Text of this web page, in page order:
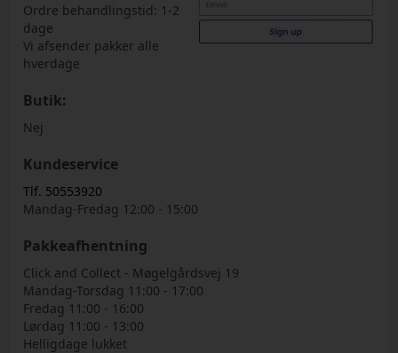
Ordre behandlingstid: 1-2
dage
Vi afsender pakker alle
hverdage
Butik:
Nej
Kundeservice
Tlf. 50553920
Mandag-Fredag 12:00 - 15:00
Pakkeafhentning
Click and Collect - Møgelgårdsvej 19
Mandag-Torsdag 11:00 - 17:00
Fredag 11:00 - 16:00
Lørdag 11:00 - 13:00
Helligdage lukket